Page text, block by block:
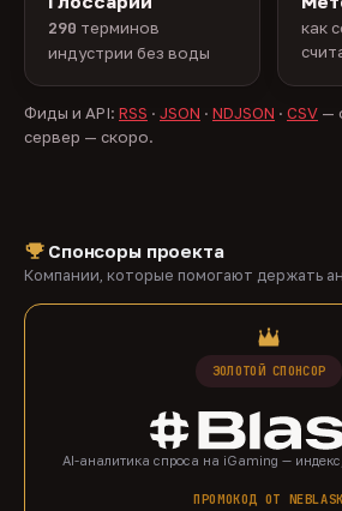
290 терминов
индустрии без воды
как
Фиды и API: RSS · JSON · NDJSON · CSV —
сервер — скоро.
Спонсоры проекта
Компании, которые помогают держать
ЗОЛОТОЙ СПОНСОР
AI-аналитика спроса на iGaming —
ПРОМОКОД ОТ NEBLASK